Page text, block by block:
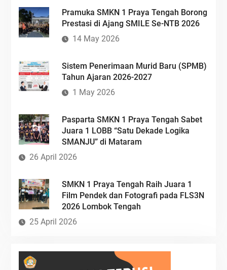
Pramuka SMKN 1 Praya Tengah Borong
Prestasi di Ajang SMILE Se-NTB 2026
14 May 2026
Sistem Penerimaan Murid Baru (SPMB)
Tahun Ajaran 2026-2027
1 May 2026
Pasparta SMKN 1 Praya Tengah Sabet
Juara 1 LOBB “Satu Dekade Logika
SMANJU” di Mataram
26 April 2026
SMKN 1 Praya Tengah Raih Juara 1
Film Pendek dan Fotografi pada FLS3N
2026 Lombok Tengah
25 April 2026